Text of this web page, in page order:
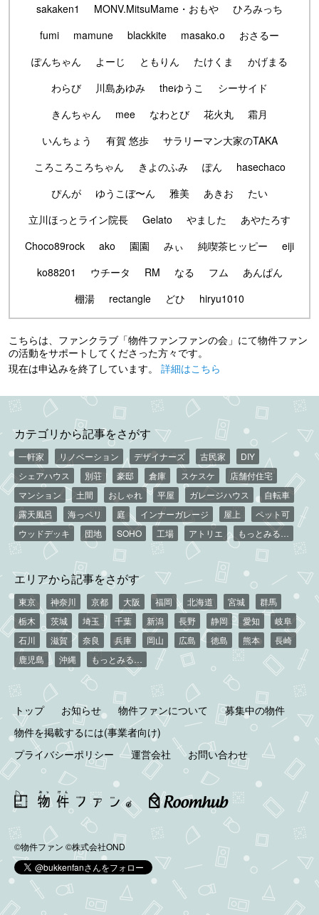
sakaken1
MONV.MitsuMame・おもや
ひろみっち
fumi
mamune blackkite masako.o
おさるー
ぽんちゃん
よーじ ともりん たけくま
かげまる
わらび
川島あゆみ theゆうこ
シーサイド
きんちゃん
mee なわとび 花火丸
霜月
いんちょう
有賀 悠歩
サラリーマン大家のTAKA
ころころころちゃん
きよのふみ ぽん
hasechaco
ぴんが
ゆうこぼ〜ん 雅美 あきお
たい
立川ほっとライン院長
Gelato やました
あやたろす
Choco89rock
ako 園園 みぃ 純喫茶ヒッピー
eiji
ko88201
ウチータ RM なる フム
あんぱん
棚湯
rectangle どひ hiryu1010
こちらは、ファンクラブ「物件ファンファンの会」にて物件ファン
の活動をサポートしてくださった方々です。
現在は申込みを終了しています。 詳細はこちら
カテゴリから記事をさがす
一軒家 リノベーション デザイナーズ 古民家
DIY
シェアハウス
別荘 豪邸 倉庫 スケスケ
店舗付住宅
マンション
土間 おしゃれ 平屋 ガレージハウス
自転車
露天風呂
海っペリ 庭 インナーガレージ 屋上
ペット可
ウッドデッキ
団地 SOHO 工場 アトリエ もっとみる…
エリアから記事をさがす
東京 神奈川 京都 大阪 福岡 北海道 宮城
群馬
栃木
茨城 埼玉 千葉 新潟 長野 静岡 愛知
岐阜
石川
滋賀 奈良 兵庫 岡山 広島 徳島 熊本
長崎
鹿児島
沖縄 もっとみる…
トップ お知らせ 物件ファンについて
募集中の物件
物件を掲載するには(事業者向け)
プライバシーポリシー
運営会社 お問い合わせ
©物件ファン ©株式会社OND